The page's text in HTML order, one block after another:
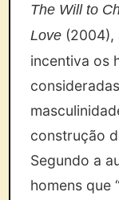
The Will to
Love (2004),
incentiva os
construção
Segundo a
homens que